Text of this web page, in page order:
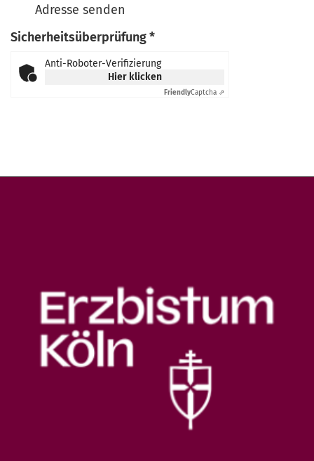
Adresse senden
Sicherheitsüberprüfung *
Anti-Roboter-Verifizierung
Hier klicken
FriendlyCaptcha ⇗